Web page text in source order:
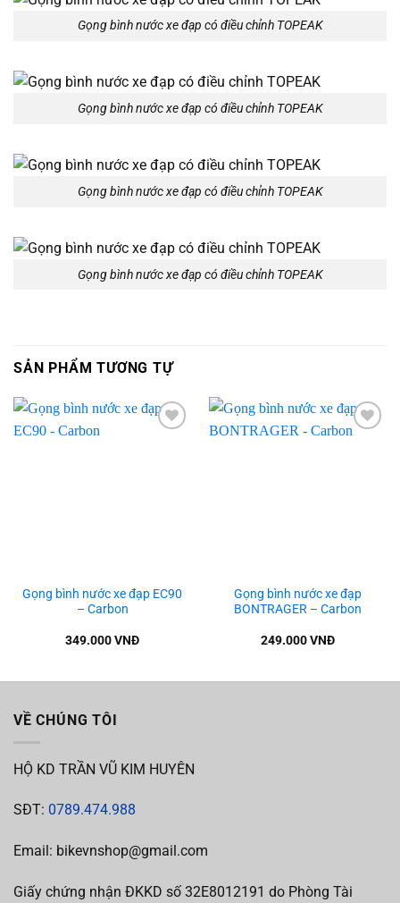
Gọng bình nước xe đạp có điều chỉnh TOPEAK
Gọng bình nước xe đạp có điều chỉnh TOPEAK
Gọng bình nước xe đạp có điều chỉnh TOPEAK
Gọng bình nước xe đạp có điều chỉnh TOPEAK
SẢN PHẨM TƯƠNG TỰ
Gọng bình nước xe đạp EC90
– Carbon
349.000VNĐ
Gọng bình nước xe đạp
BONTRAGER – Carbon
249.000VNĐ
VỀ CHÚNG TÔI
HỘ KD TRẦN VŨ KIM HUYÊN
SĐT: 0789.474.988
Email: bikevnshop@gmail.com
Giấy chứng nhận ĐKKD số 32E8012191 do Phòng Tài